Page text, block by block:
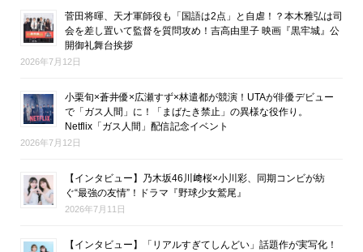
菅田将暉、天才軍師役も「国語は2点」と自虐！？本木雅弘は司
会を差し置いて監督を質問攻め！吉高由里子 映画『黒牢城』公
開御礼舞台挨拶
2026年7月12日
小栗旬×蒼井優×広瀬すず×林遣都が競演！UTAが俳優デビュー
で「ガス人間」に！「まばたき禁止」の異様な役作り。
Netflix「ガス人間」配信記念イベント
2026年7月12日
【インタビュー】乃木坂46川﨑桜×小川彩、同期コンビが紡
ぐ“最強の友情”！ドラマ『野球少女鷲尾』
2026年7月11日
【インタビュー】「リアルすぎてしんどい」話題作が実写化！